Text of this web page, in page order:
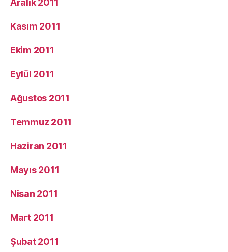
Kasım 2011
Ekim 2011
Eylül 2011
Ağustos 2011
Temmuz 2011
Haziran 2011
Mayıs 2011
Nisan 2011
Mart 2011
Şubat 2011